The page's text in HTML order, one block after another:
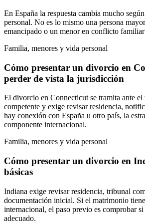
En España la respuesta cambia mucho
personal. No es lo mismo una persona
emancipado o un menor en conflicto
Familia, menores y vida personal
Cómo presentar un divorcio en
perder de vista la jurisdicción
El divorcio en Connecticut se tramita ante el
competente y exige revisar residencia,
hay conexión con España u otro país, la
componente internacional.
Familia, menores y vida personal
Cómo presentar un divorcio en
básicas
Indiana exige revisar residencia, tribunal
documentación inicial. Si el matrimonio
internacional, el paso previo es comprobar si
adecuado.